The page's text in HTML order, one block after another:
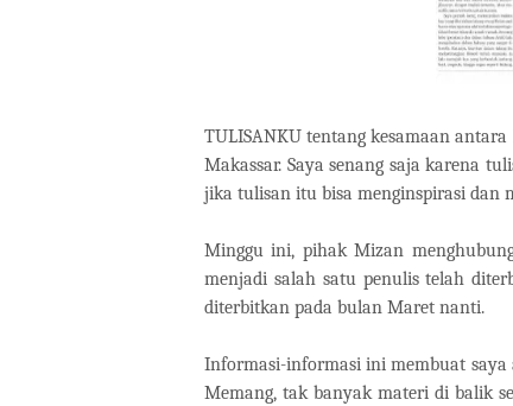
TULISANKU tentang kesamaan
Makassar. Saya senang saja karena
jika tulisan itu bisa menginspirasi dan
Minggu ini, pihak Mizan
menjadi salah satu penulis telah
diterbitkan pada bulan Maret nanti.
Informasi-informasi ini membuat saya
Memang, tak banyak materi di balik